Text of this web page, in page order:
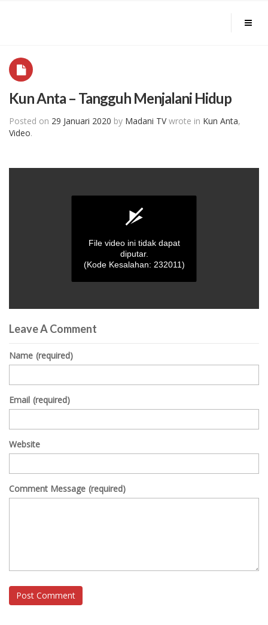
Kun Anta – Tangguh Menjalani Hidup
Posted on 29 Januari 2020 by Madani TVwrote in Kun Anta,
Video.
seconds
of
seconds
File video ini tidak dapat
diputar.
(Kode Kesalahan: 232011)
Leave A Comment
Name (required)
Email (required)
Website
Comment Message (required)
Post Comment